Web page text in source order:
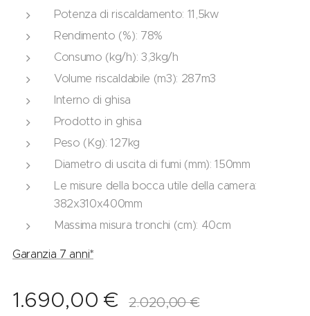
Potenza di riscaldamento: 11,5kw
Rendimento (%): 78%
Consumo (kg/h): 3,3kg/h
Volume riscaldabile (m3): 287m3
Interno di ghisa
Prodotto in ghisa
Peso (Kg): 127kg
Diametro di uscita di fumi (mm): 150mm
Le misure della bocca utile della camera:
382x310x400mm
Massima misura tronchi (cm): 40cm
Garanzia 7 anni*
1.690,00 € 2.020,00€